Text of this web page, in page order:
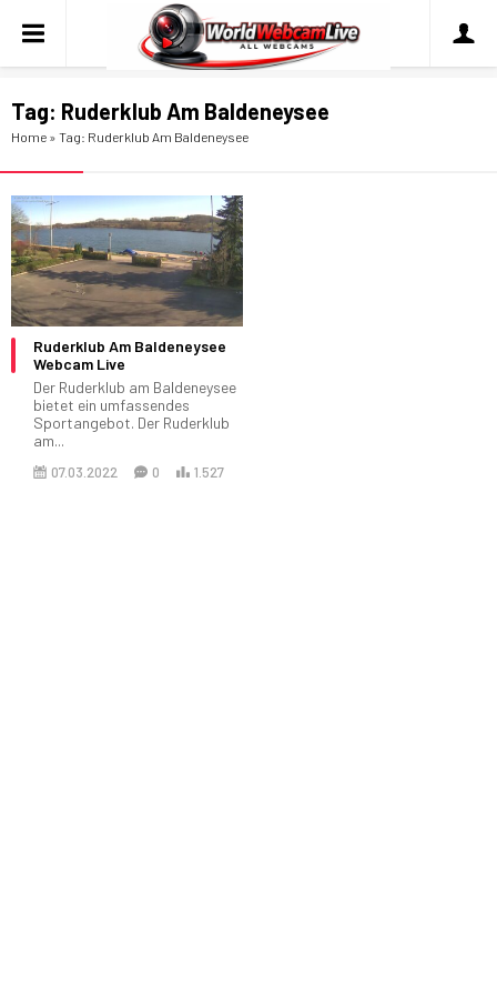
Tag: Ruderklub Am Baldeneysee
Home » Tag: Ruderklub Am Baldeneysee
Ruderklub Am Baldeneysee
Webcam Live
Der Ruderklub am Baldeneysee
bietet ein umfassendes
Sportangebot. Der Ruderklub
am...
07.03.2022 0 1.527